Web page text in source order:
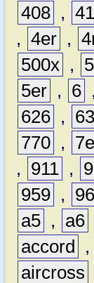
408 ,
, 4er ,
500x ,
5er , 6 ,
626 , 63
770 ,
,
911 ,
959 ,
a5 , a6
accord
,
aircross